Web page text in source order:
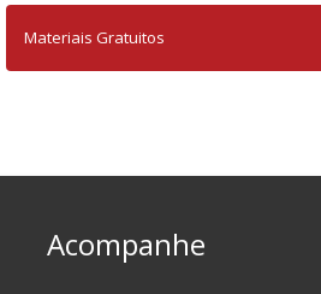
Materiais Gratuitos
Acompanhe